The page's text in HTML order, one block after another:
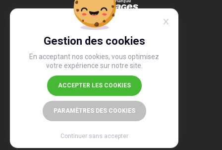
Gestion des cookies
En acceptant nos cookies, vous optimisez
votre expérience sur notre site.
ACCEPTER LES COOKIES
PARAMÈTRES DES COOKIES
Continuer sans accepter
4,4